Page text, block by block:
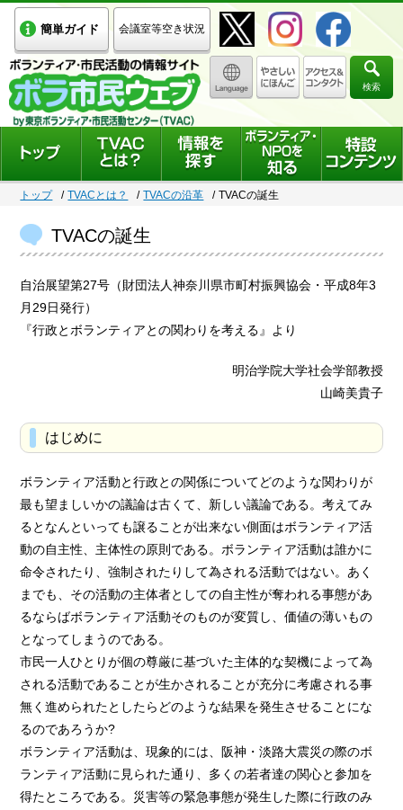
簡単ガイド 会議室等空き状況
検索
トップ TVACとは？ TVACの沿革 TVACの誕生
TVACの誕生
自治展望第27号（財団法人神奈川県市町村振興協会・平成8年3
月29日発行）
『行政とボランティアとの関わりを考える』より
明治学院大学社会学部教授
山崎美貴子
はじめに
ボランティア活動と行政との関係についてどのような関わりが
最も望ましいかの議論は古くて、新しい議論である。考えてみ
るとなんといっても譲ることが出来ない側面はボランティア活
動の自主性、主体性の原則である。ボランティア活動は誰かに
命令されたり、強制されたりして為される活動ではない。あく
までも、その活動の主体者としての自主性が奪われる事態があ
るならばボランティア活動そのものが変質し、価値の薄いもの
となってしまうのである。
市民一人ひとりが個の尊厳に基づいた主体的な契機によって為
される活動であることが生かされることが充分に考慮される事
無く進められたとしたらどのような結果を発生させることにな
るのであろうか?
ボランティア活動は、現象的には、阪神・淡路大震災の際のボ
ランティア活動に見られた通り、多くの若者達の関心と参加を
得たところである。災害等の緊急事態が発生した際に行政のみ